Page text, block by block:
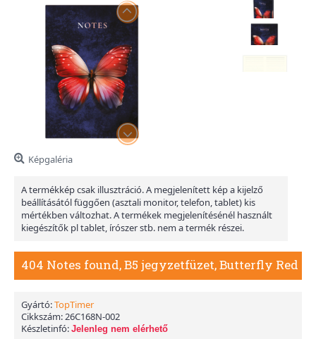
Képgaléria
A termékkép csak illusztráció. A megjelenített kép a kijelző
beállításától függően (asztali monitor, telefon, tablet) kis
mértékben változhat. A termékek megjelenítésénél használt
kiegészítők pl tablet, írószer stb. nem a termék részei.
404 Notes found, B5 jegyzetfüzet, Butterfly Red
Gyártó:TopTimer
Cikkszám:26C168N-002
Készletinfó: Jelenleg nem elérhető